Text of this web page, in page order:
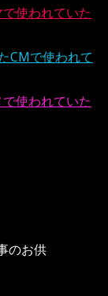
使われていた
CMで使われて
使われていた
のお供